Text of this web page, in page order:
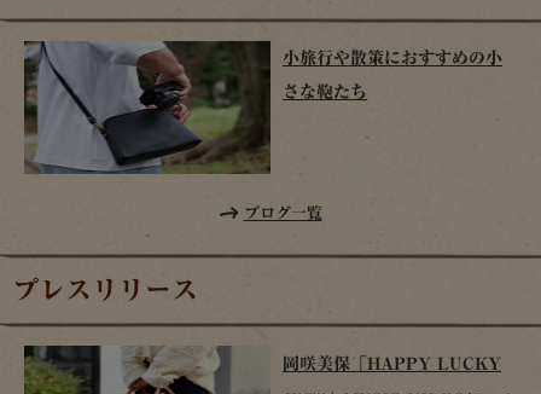
小旅行や散策におすすめの小
さな鞄たち
ブログ一覧
プレスリリース
岡咲美保「HAPPY LUCKY